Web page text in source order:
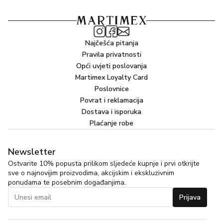
Najčešća pitanja
Pravila privatnosti
Opći uvjeti poslovanja
Martimex Loyalty Card
Poslovnice
Povrat i reklamacija
Dostava i isporuka
Plaćanje robe
Newsletter
Ostvarite 10% popusta prilikom sljedeće kupnje i prvi otkrijte
sve o najnovijim proizvodima, akcijskim i ekskluzivnim
ponudama te posebnim događanjima.
Prijava